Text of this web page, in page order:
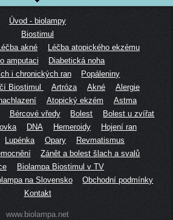
Úvod - biolampy
Biostimul
akné
Léčba atopického ekzému
amputaci
Diabetická noha
i chronických ran
Popáleniny
Biostimul
Artróza Akné
Alergie
Atopický ekzém
Astma
Bércové vředy Bolest
Bolest u zvířat
DNA Hemeroidy
Hojení ran
Lupénka Opary
Revmatismus
Zánět a bolest šlach a svalů
Biolampa Biostimul v TV
na Slovensko
Obchodní podmínky
Kontakt
www.biolampa.net